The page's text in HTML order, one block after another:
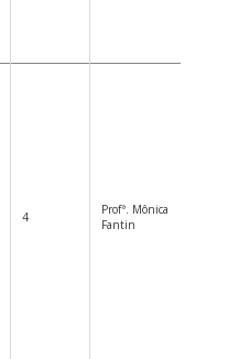
4
Profª. Mônica
Fantin